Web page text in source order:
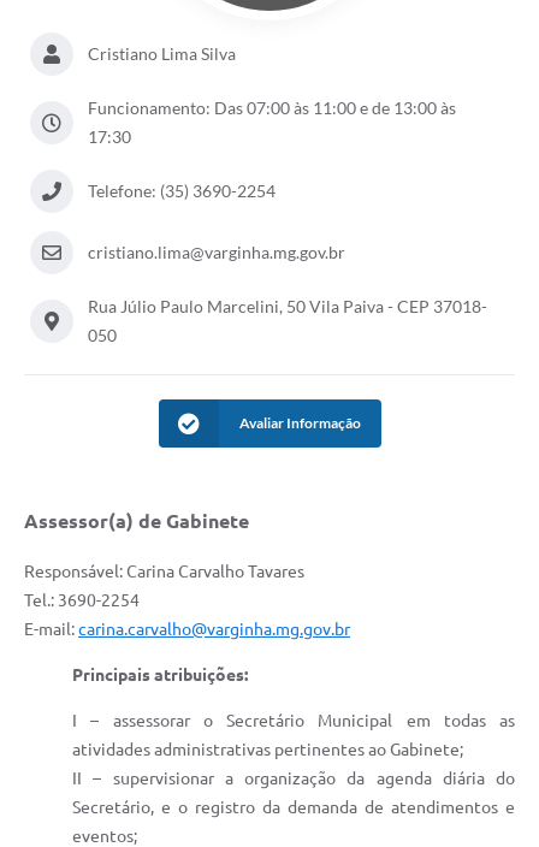
Cristiano Lima Silva
Funcionamento: Das 07:00 às 11:00 e de 13:00 às
17:30
Telefone: (35) 3690-2254
cristiano.lima@varginha.mg.gov.br
Rua Júlio Paulo Marcelini, 50 Vila Paiva - CEP 37018-
050
Avaliar Informação
Assessor(a) de Gabinete
Responsável: Carina Carvalho Tavares
Tel.: 3690-2254
E-mail:carina.carvalho@varginha.mg.gov.br
Principais atribuições:
I – assessorar o Secretário Municipal em todas as
atividades administrativas pertinentes ao Gabinete;
II – supervisionar a organização da agenda diária do
Secretário, e o registro da demanda de atendimentos e
eventos;